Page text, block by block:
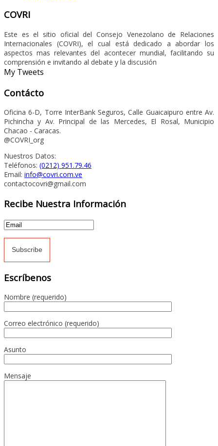
COVRI
Este es el sitio oficial del Consejo Venezolano de Relaciones
Internacionales (COVRI), el cual está dedicado a abordar los
aspectos mas relevantes del acontecer mundial, facilitando su
comprensión e invitando al debate y la discusión
My Tweets
Contácto
Oficina 6-D, Torre InterBank Seguros, Calle Guaicaipuro entre Av.
Pichincha y Av. Principal de las Mercedes, El Rosal, Municipio
Chacao - Caracas.
@COVRI_org
Nuestros Datos:
Teléfonos: (0212) 951.79.46
Email: info@covri.com.ve
contactocovri@gmail.com
Recibe Nuestra Información
Escríbenos
Nombre (requerido)
Correo electrónico (requerido)
Asunto
Mensaje